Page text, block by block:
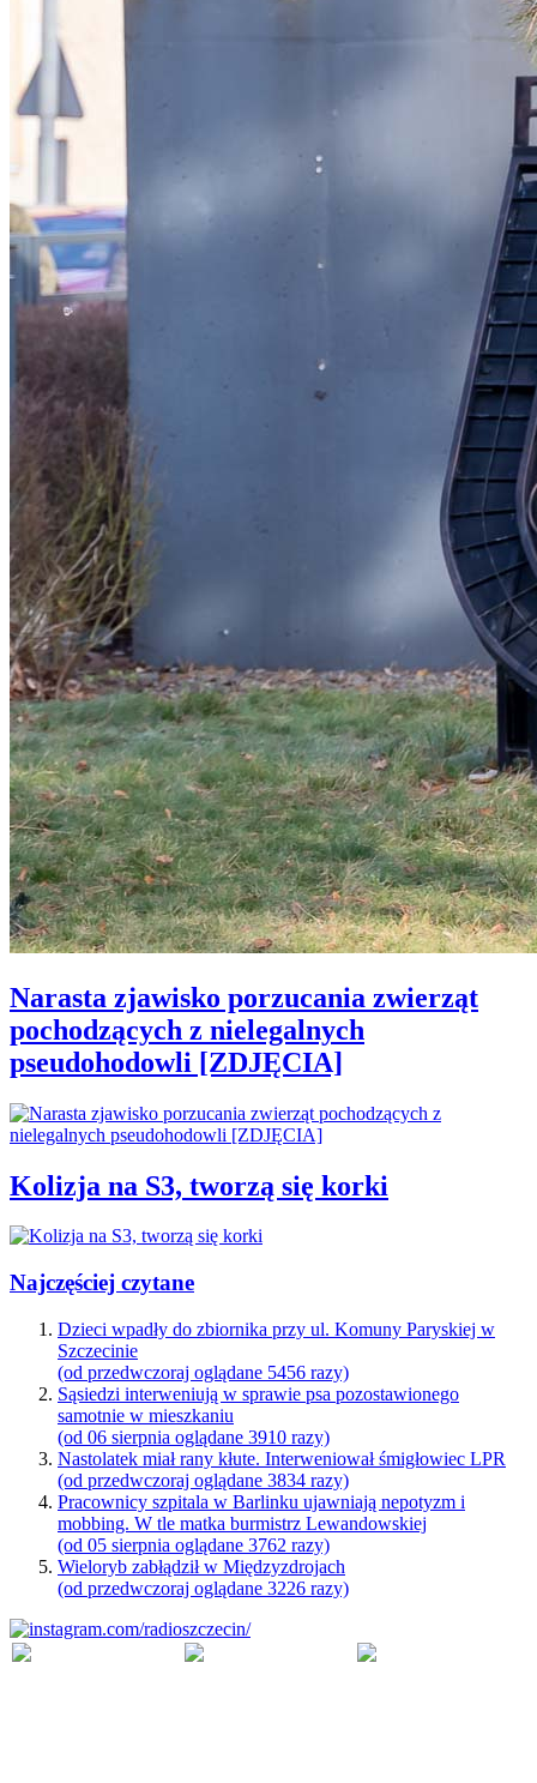
Narasta zjawisko porzucania zwierząt
pochodzących z nielegalnych
pseudohodowli [ZDJĘCIA]
Kolizja na S3, tworzą się korki
Najczęściej czytane
Dzieci wpadły do zbiornika przy ul. Komuny Paryskiej w
Szczecinie
(od przedwczoraj oglądane 5456 razy)
Sąsiedzi interweniują w sprawie psa pozostawionego
samotnie w mieszkaniu
(od 06 sierpnia oglądane 3910 razy)
Nastolatek miał rany kłute. Interweniował śmigłowiec LPR
(od przedwczoraj oglądane 3834 razy)
Pracownicy szpitala w Barlinku ujawniają nepotyzm i
mobbing. W tle matka burmistrz Lewandowskiej
(od 05 sierpnia oglądane 3762 razy)
Wieloryb zabłądził w Międzyzdrojach
(od przedwczoraj oglądane 3226 razy)